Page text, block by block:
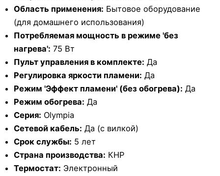
Область применения: Бытовое оборудование
(для домашнего использования)
Потребляемая мощность в режиме 'без
нагрева': 75 Вт
Пульт управления в комплекте: Да
Регулировка яркости пламени: Да
Режим 'Эффект пламени' (без обогрева): Да
Режим обогрева: Да
Серия: Olympia
Сетевой кабель: Да (с вилкой)
Срок службы: 5 лет
Страна производства: КНР
Термостат: Электронный